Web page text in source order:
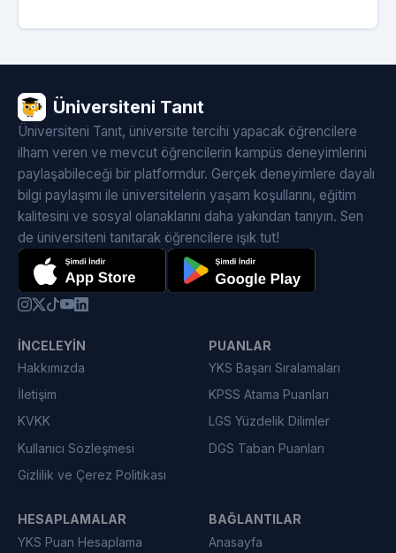
Üniversiteni Tanıt
Üniversiteni Tanıt, üniversite tercihi yapacak öğrencilere
ilham veren ve mevcut öğrencilerin kampüs deneyimlerini
paylaşabileceği bir platformdur. Gerçek deneyimlere dayalı
bilgi paylaşımı ile üniversitelerin yaşam koşullarını, eğitim
kalitesini ve sosyal olanaklarını daha yakından tanıyın. Sen
de üniversiteni tanıtarak öğrencilere ışık tut!
İNCELEYIN
Hakkımızda
İletişim
KVKK
Kullanıcı Sözleşmesi
Gizlilik ve Çerez Politikası
PUANLAR
YKS Başarı Sıralamaları
KPSS Atama Puanları
LGS Yüzdelik Dilimler
DGS Taban Puanları
HESAPLAMALAR
YKS Puan Hesaplama
BAĞLANTILAR
Anasayfa